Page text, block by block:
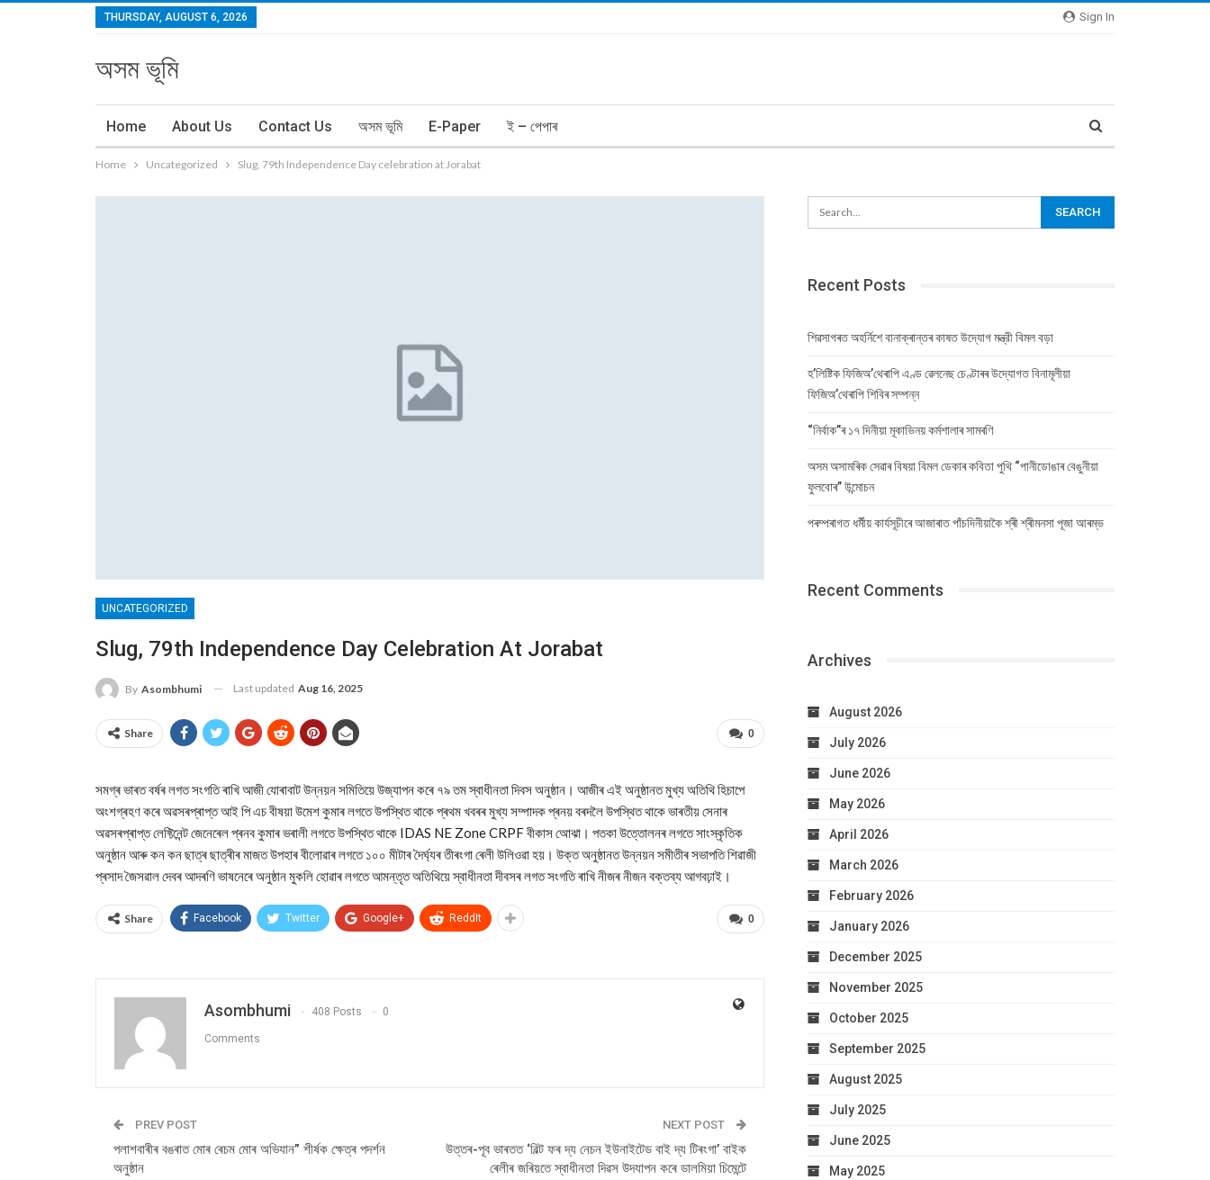
Sign In
THURSDAY, AUGUST 6, 2026
অসম ভূমি
Home About Us Contact Us অসম ভূমি E-Paper ই – পেপাৰ
Home Uncategorized Slug, 79th Independence Day celebration at Jorabat
UNCATEGORIZED
Slug, 79th Independence Day Celebration At Jorabat
By Asombhumi Last updated Aug 16, 2025
0
Share
সমগ্ৰ ভাৰত বৰ্ষৰ লগত সংগতি ৰাখি আজী যোৰাবাট উন্নয়ন সমিতিয়ে উজ্যাপন কৰে ৭৯ তম স্বাধীনতা দিবস অনুষ্ঠান। আজীৰ এই অনুষ্ঠানত মুখ্য অতিথি হিচাপে
অংশগ্ৰহণ কৰে অৱসৰপ্ৰাপ্ত আই পি এচ বীষয়া উমেশ কুমাৰ লগতে উপস্থিত থাকে প্ৰথম খবৰৰ মুখ্য সম্পাদক প্ৰনয় বৰদলৈ উপস্থিত থাকে ভাৰতীয় সেনাৰ
অৱসৰপ্ৰাপ্ত লেফ্টিনেন্ট জেনেৰেল প্ৰনব কুমাৰ ভৰালী লগতে উপস্থিত থাকে ‌IDAS NE Zone CRPF বীকাস অোঝা। পতকা উত্তোলনৰ লগতে সাংস্কৃতিক
অনুষ্ঠান আৰু কন কন ছাত্ৰ ছাত্ৰীৰ মাজত উপহাৰ বীলোৱাৰ লগতে ১০০ মীটাৰ দৈৰ্ঘ্যৰ তীৰংগা ৰেলী উলিওৱা হয়। উক্ত অনুষ্ঠানত উন্নয়ন সমীতীৰ সভাপতি শিৱাজী
প্ৰসাদ জৈসৱাল দেবৰ আদৰণি ভাষনেৰে অনুষ্ঠান মুকলি হোৱাৰ লগতে আমন্তৃত অতিথিয়ে স্বাধীনতা দীবসৰ লগত সংগতি ৰাখি নীজৰ নীজন বক্তব্য আগবঢ়াই।
0
Share Facebook Twitter Google+ ReddIt
Asombhumi 408 Posts 0
Comments
PREV POST
পলাশবাৰীৰ বঙৰাত মোৰ ৰেচম মোৰ অভিযান” শীৰ্ষক ক্ষেত্ৰ পদৰ্শন
অনুষ্ঠান
NEXT POST
উত্তৰ-পূব ভাৰতত ‘বিল্ট ফৰ দ্য নেচন ইউনাইটেড বাই দ্য টিৰংগা’ বাইক
ৰেলীৰ জৰিয়তে স্বাধীনতা দিৱস উদযাপন কৰে ডালমিয়া চিমেন্টে
Recent Posts
শিৱসাগৰত অহৰ্নিশে বানাক্ৰান্তৰ কাষত উদ্যোগ মন্ত্রী বিমল বড়া
হ’লিষ্টিক ফিজিঅ’থেৰাপি এণ্ড ৱেলনেছ চেণ্টাৰৰ উদ্যোগত বিনামূলীয়া
ফিজিঅ’থেৰাপি শিবিৰ সম্পন্ন
“নিৰ্বাক”ৰ ১৭ দিনীয়া মূকাভিনয় কৰ্মশালাৰ সামৰণি
অসম অসামৰিক সেৱাৰ বিষয়া বিমল ডেকাৰ কবিতা পুথি “পানীডোঙাৰ বেঙুনীয়া
ফুলবোৰ” উন্মোচন
পৰম্পৰাগত ধৰ্মীয় কাৰ্যসূচীৰে আজাৰাত পাঁচদিনীয়াকৈ শ্ৰী শ্ৰীমনসা পূজা আৰম্ভ
Recent Comments
Archives
August 2026
July 2026
June 2026
May 2026
April 2026
March 2026
February 2026
January 2026
December 2025
November 2025
October 2025
September 2025
August 2025
July 2025
June 2025
May 2025